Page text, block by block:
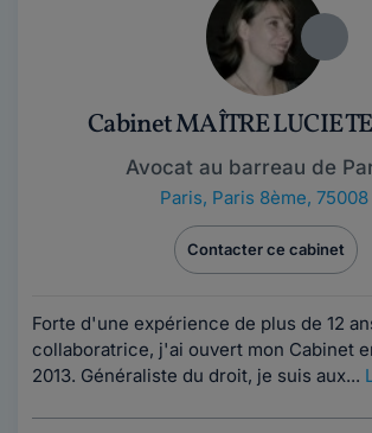
Cabinet MAÎTRE LUCIE
Avocat au barreau de
Paris, Paris 8ème, 75008
Contacter ce cabinet
Forte d'une expérience de plus de 12
collaboratrice, j'ai ouvert mon Cabinet
2013. Généraliste du droit, je suis aux...